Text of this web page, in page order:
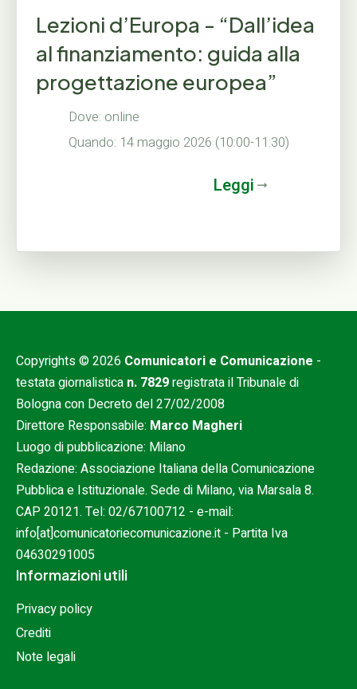
Lezioni d’Europa - “Dall’idea
al finanziamento: guida alla
progettazione europea”
Dove: online
Quando: 14 maggio 2026 (10:00-11:30)
Leggi
Copyrights © 2026 Comunicatori e Comunicazione -
testata giornalistica n. 7829registrata il Tribunale di
Bologna con Decreto del 27/02/2008
Direttore Responsabile: Marco Magheri
Luogo di pubblicazione: Milano
Redazione: Associazione Italiana della Comunicazione
Pubblica e Istituzionale. Sede di Milano, via Marsala 8.
CAP 20121. Tel: 02/67100712 - e-mail:
info[at]comunicatoriecomunicazione.it - Partita Iva
04630291005
Informazioni utili
Privacy policy
Crediti
Note legali